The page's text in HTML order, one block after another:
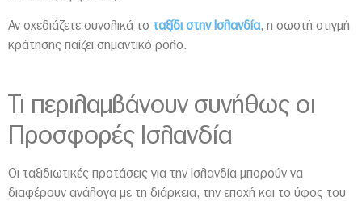
Αν σχεδιάζετε συνολικά το ταξίδι στην Ισλανδία, η σωστή στιγμή
κράτησης παίζει σημαντικό ρόλο.
Τι περιλαμβάνουν συνήθως οι
Προσφορές Ισλανδία
Οι ταξιδιωτικές προτάσεις για την Ισλανδία μπορούν να
διαφέρουν ανάλογα με τη διάρκεια, την εποχή και το ύφος του